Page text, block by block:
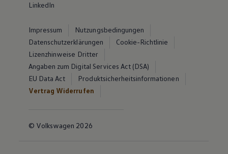
LinkedIn
Impressum
Nutzungsbedingungen
Datenschutzerklärungen
Cookie-Richtlinie
Lizenzhinweise Dritter
Angaben zum Digital Services Act (DSA)
EU Data Act
Produktsicherheitsinformationen
Vertrag Widerrufen
© Volkswagen 2026